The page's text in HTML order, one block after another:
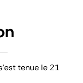
tenue le 21